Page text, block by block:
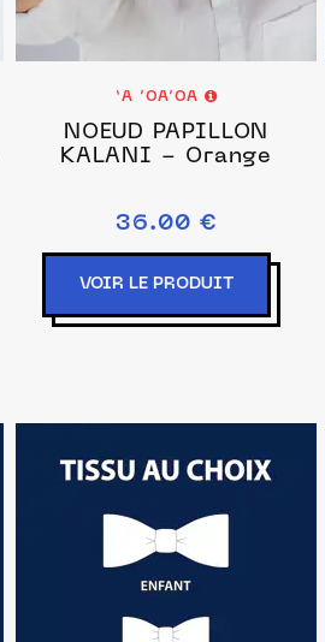
‘A ’OA’OA
NOEUD PAPILLON
KALANI - Orange
36.00 €
VOIR LE PRODUIT